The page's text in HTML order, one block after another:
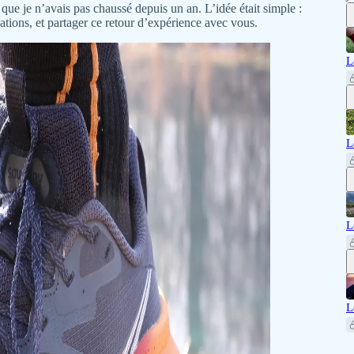
je n’avais pas chaussé depuis un an. L’idée était simple :
et partager ce retour d’expérience avec vous.